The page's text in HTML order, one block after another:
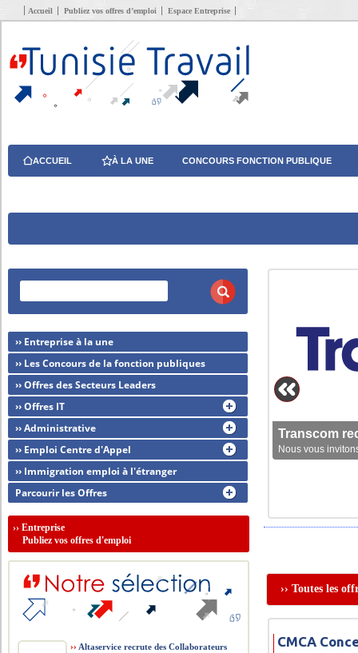
Accueil Publiez vos offres d’emploi Espace Entreprise
ACCUEIL À LA UNE CONCOURS FONCTION PUBLIQUE
Transcom
Nous vous
›› Toutes les
CMCA
›› Entreprise à la une
›› Les Concours de la fonction publiques
›› Offres des Secteurs Leaders
›› Offres IT
›› Administrative
›› Emploi Centre d'Appel
›› Immigration emploi à l'étranger
Parcourir les Offres
››Entreprise
Publiez vos offres d'emploi
›› Altaservice recrute des Collaborateurs